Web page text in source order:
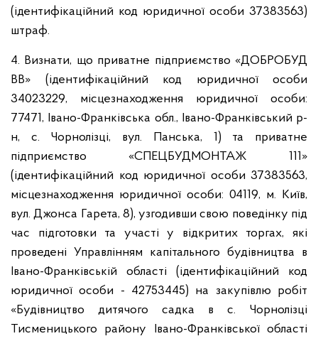
(ідентифікаційний код юридичної особи 37383563)
штраф.
4. Визнати, що приватне підприємство «ДОБРОБУД
ВВ» (ідентифікаційний код юридичної особи
34023229, місцезнаходження юридичної особи:
77471, Івано-Франківська обл., Івано-Франківський р-
н, с. Чорнолізці, вул. Панська, 1) та приватне
підприємство «СПЕЦБУДМОНТАЖ 111»
(ідентифікаційний код юридичної особи 37383563,
місцезнаходження юридичної особи: 04119, м. Київ,
вул. Джонса Гарета, 8), узгодивши свою поведінку під
час підготовки та участі у відкритих торгах, які
проведені Управлінням капітального будівництва в
Івано-Франківській області (ідентифікаційний код
юридичної особи - 42753445) на закупівлю робіт
«Будівництво дитячого садка в с. Чорнолізці
Тисменицького району Івано-Франківської області